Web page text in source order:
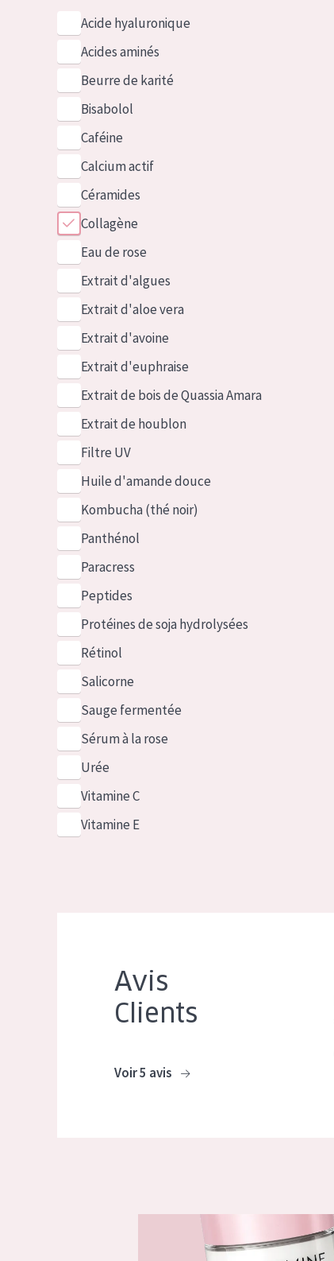
Acide hyaluronique
Acides aminés
Beurre de karité
Bisabolol
Caféine
Calcium actif
Céramides
Collagène
Eau de rose
Extrait d'algues
Extrait d'aloe vera
Extrait d'avoine
Extrait d'euphraise
Extrait de bois de Quassia Amara
Extrait de houblon
Filtre UV
Huile d'amande douce
Kombucha (thé noir)
Panthénol
Paracress
Peptides
Protéines de soja hydrolysées
Rétinol
Salicorne
Sauge fermentée
Sérum à la rose
Urée
Vitamine C
Vitamine E
Avis
Clients
Voir 5 avis